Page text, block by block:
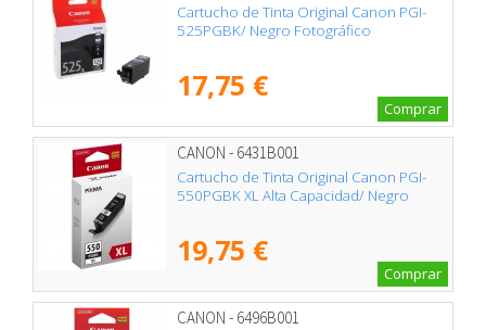
Cartucho de Tinta Original Canon PGI-
525PGBK/ Negro Fotográfico
17,75 €
Comprar
CANON - 6431B001
Cartucho de Tinta Original Canon PGI-
550PGBK XL Alta Capacidad/ Negro
19,75 €
Comprar
CANON - 6496B001